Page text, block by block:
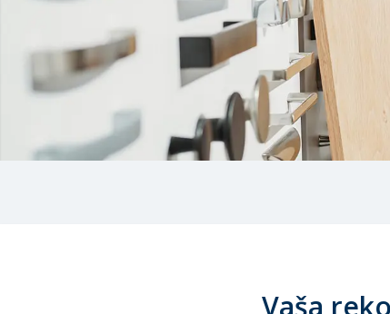
Vaša